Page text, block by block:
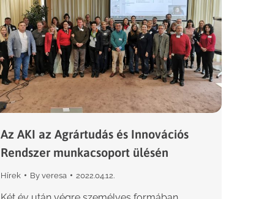
Az AKI az Agrártudás és Innovációs
Rendszer munkacsoport ülésén
Hírek By veresa 2022.04.12.